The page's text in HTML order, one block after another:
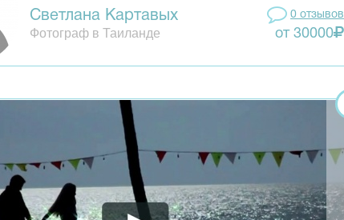
Светлана Картавых
Фотограф в Таиланде
0 отзывов
от 30000